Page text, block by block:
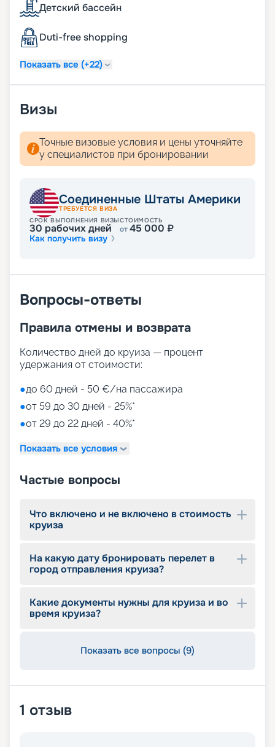
расписание круизов, цены, схемы палуб,
описание кают и прочее. Перед вами – весь мир!
Детский бассейн
Duti-free shopping
Показать все (+22)
Визы
Точные визовые условия и цены уточняйте
у специалистов при бронировании
Соединенные Штаты Америки
ТРЕБУЕТСЯ ВИЗА
СРОК ВЫПОЛНЕНИЯ ВИЗЫ
30 рабочих дней
СТОИМОСТЬ
от45 000 ₽
Как получить визу
Вопросы-ответы
Правила отмены и возврата
Количество дней до круиза — процент
удержания от стоимости:
●до 60 дней - 50 €/на пассажира
●от 59 до 30 дней - 25%*
●от 29 до 22 дней - 40%*
Показать все условия
Частые вопросы
Что включено и не включено в стоимость
круиза
На какую дату бронировать перелет в
город отправления круиза?
Какие документы нужны для круиза и во
время круиза?
Показать все вопросы (9)
1 отзыв